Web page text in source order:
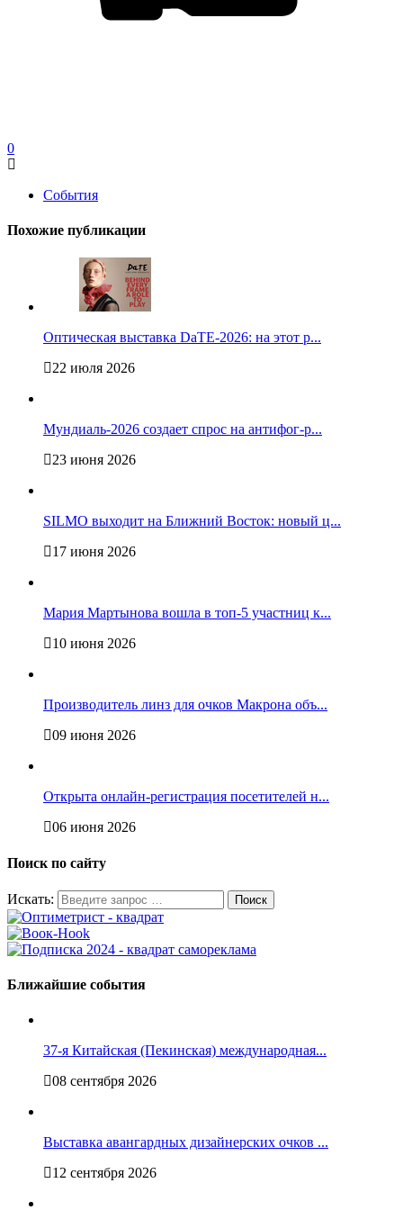
0
События
Похожие публикации
Оптическая выставка DaTE-2026: на этот р...
22 июля 2026
Мундиаль-2026 создает спрос на антифог-р...
23 июня 2026
SILMO выходит на Ближний Восток: новый ц...
17 июня 2026
Мария Мартынова вошла в топ-5 участниц к...
10 июня 2026
Производитель линз для очков Макрона объ...
09 июня 2026
Открыта онлайн-регистрация посетителей н...
06 июня 2026
Поиск по сайту
Искать:
Ближайшие события
37-я Китайская (Пекинская) международная...
08 сентября 2026
Выставка авангардных дизайнерских очков ...
12 сентября 2026